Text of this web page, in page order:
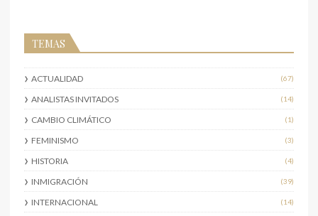
TEMAS
ACTUALIDAD (67)
ANALISTAS INVITADOS (14)
CAMBIO CLIMÁTICO (1)
FEMINISMO (3)
HISTORIA (4)
INMIGRACIÓN (39)
INTERNACIONAL (14)